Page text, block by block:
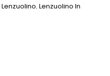
Lenzuolino, Lenzuolino In